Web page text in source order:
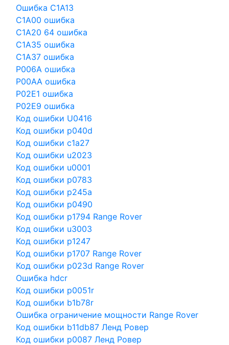
Ошибка C1A13
C1A00 ошибка
C1A20 64 ошибка
C1A35 ошибка
C1A37 ошибка
P006A ошибка
P00AA ошибка
P02E1 ошибка
P02E9 ошибка
Код ошибки U0416
Код ошибки p040d
Код ошибки c1a27
Код ошибки u2023
Код ошибки u0001
Код ошибки p0783
Код ошибки p245a
Код ошибки p0490
Код ошибки p1794 Range Rover
Код ошибки u3003
Код ошибки p1247
Код ошибки p1707 Range Rover
Код ошибки p023d Range Rover
Ошибка hdcr
Код ошибки p0051r
Код ошибки b1b78r
Ошибка ограничение мощности Range Rover
Код ошибки b11db87 Ленд Ровер
Код ошибки p0087 Ленд Ровер